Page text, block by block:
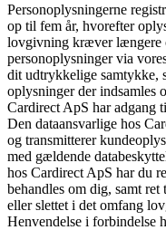
Personoplysningerne
op til fem år, hvorefter
lovgivning kræver længere
personoplysninger via
dit udtrykkelige samtykke,
oplysninger der indsamles
Cardirect ApS har adgang
Den dataansvarlige hos
og transmitterer
med gældende
hos Cardirect ApS har du
behandles om dig, samt
eller slettet i det omfang
Henvendelse i forbindelse